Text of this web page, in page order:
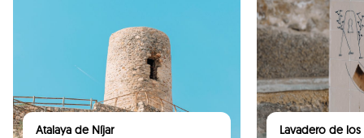
Atalaya de Níjar Lavadero de los